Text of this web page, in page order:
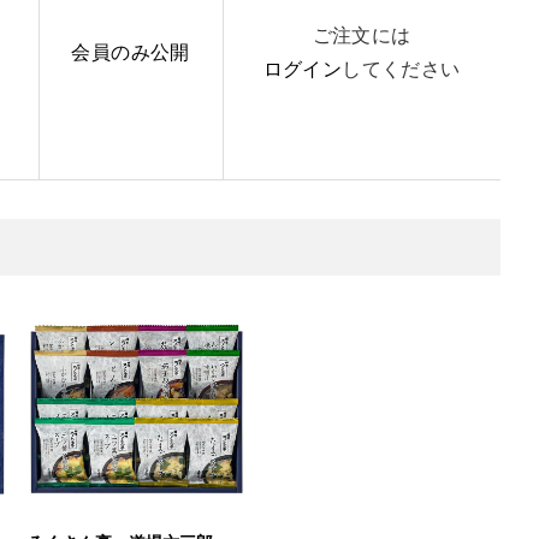
会員のみ公開
ご注文には
ログイン してください